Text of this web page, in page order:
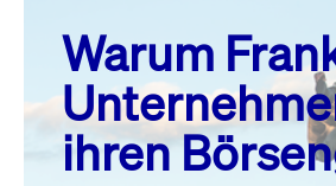
MO. DI. MI. DO. FR.
3
4 5 6 7
Warum
ihren